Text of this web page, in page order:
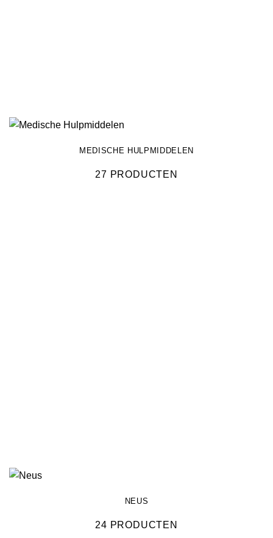
MEDISCHE HULPMIDDELEN
27 PRODUCTEN
NEUS
24 PRODUCTEN